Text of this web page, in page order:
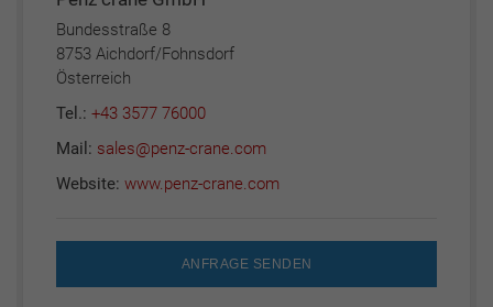
Bundesstraße 8
8753 Aichdorf/Fohnsdorf
Österreich
Tel.: +43 3577 76000
Mail: sales@penz-crane.com
Website: www.penz-crane.com
ANFRAGE SENDEN